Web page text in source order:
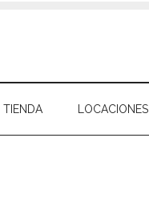
TIENDA LOCACIONES